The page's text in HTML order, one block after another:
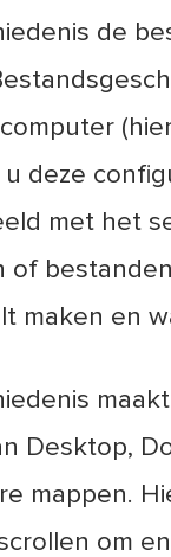
de
deze
met het
of
maken en
Desktop,
mappen.
om